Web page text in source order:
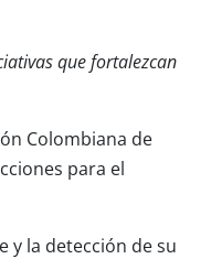
que fortalezcan
Colombiana de
para el
y la detección de su